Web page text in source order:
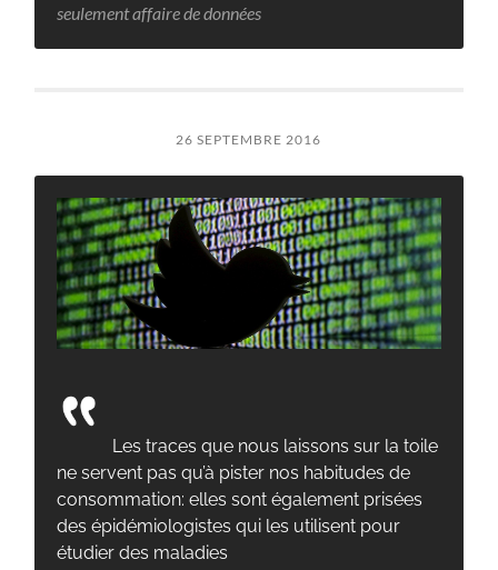
seulement affaire de données
26 SEPTEMBRE 2016
Les traces que nous laissons sur la toile
ne servent pas qu’à pister nos habitudes de
consommation: elles sont également prisées
des épidémiologistes qui les utilisent pour
étudier des maladies